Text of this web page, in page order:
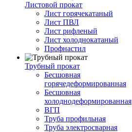
Листовой прокат
Лист горячекатаный
Лист ПВЛ
Лист рифленый
Лист холоднокатаный
Профнастил
Трубный прокат
Бесшовная
горячедеформированная
Бесшовная
холоднодеформированная
ВГП
Труба профильная
Труба электросварная